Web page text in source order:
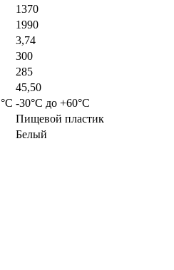
1370
1990
3,74
300
285
45,50
-30°C до +60°C
Пищевой пластик
Белый